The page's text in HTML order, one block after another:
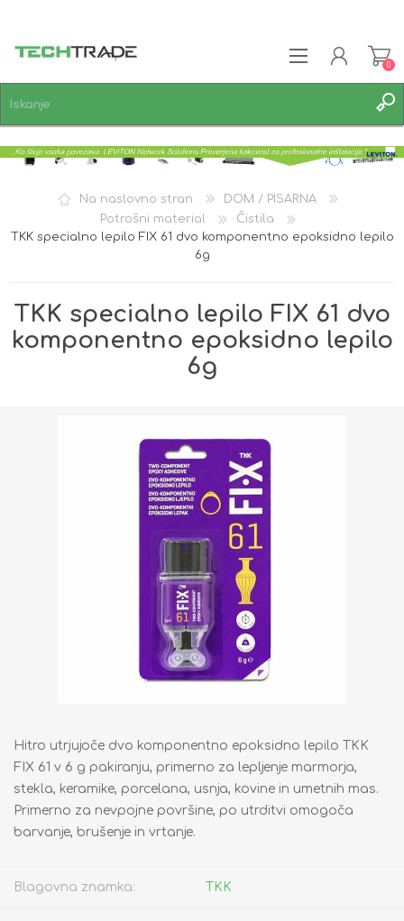
PRIJAVA
0
Na naslovno stran
DOM / PISARNA
Potrošni material
Čistila
TKK specialno lepilo FIX 61 dvo komponentno epoksidno lepilo
6g
TKK specialno lepilo FIX 61 dvo
komponentno epoksidno lepilo
6g
Hitro utrjujoče dvo komponentno epoksidno lepilo TKK
FIX 61 v 6 g pakiranju, primerno za lepljenje marmorja,
stekla, keramike, porcelana, usnja, kovine in umetnih mas.
Primerno za nevpojne površine, po utrditvi omogoča
barvanje, brušenje in vrtanje.
Blagovna znamka: TKK